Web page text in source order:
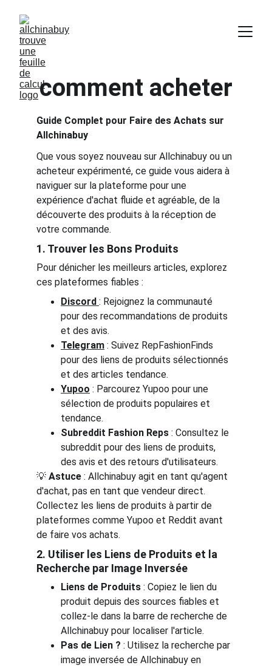
comment acheter
Guide Complet pour Faire des Achats sur
Allchinabuy
Que vous soyez nouveau sur Allchinabuy ou un
acheteur expérimenté, ce guide vous aidera à
naviguer sur la plateforme pour une
expérience d'achat fluide et agréable, de la
découverte des produits à la réception de
votre commande.
1. Trouver les Bons Produits
Pour dénicher les meilleurs articles, explorez
ces plateformes fiables :
Discord : Rejoignez la communauté
pour des recommandations de produits
et des avis.
Telegram : Suivez RepFashionFinds
pour des liens de produits sélectionnés
et des articles tendance.
Yupoo : Parcourez Yupoo pour une
sélection de produits populaires et
tendance.
Subreddit Fashion Reps : Consultez le
subreddit pour des liens de produits,
des avis et des retours d'utilisateurs.
💡 Astuce : Allchinabuy agit en tant qu'agent
d'achat, pas en tant que vendeur direct.
Collectez les liens de produits à partir de
plateformes comme Yupoo et Reddit avant
de faire vos achats.
2. Utiliser les Liens de Produits et la
Recherche par Image Inversée
Liens de Produits : Copiez le lien du
produit depuis des sources fiables et
collez-le dans la barre de recherche de
Allchinabuy pour localiser l'article.
Pas de Lien ? : Utilisez la recherche par
image inversée de Allchinabuy en